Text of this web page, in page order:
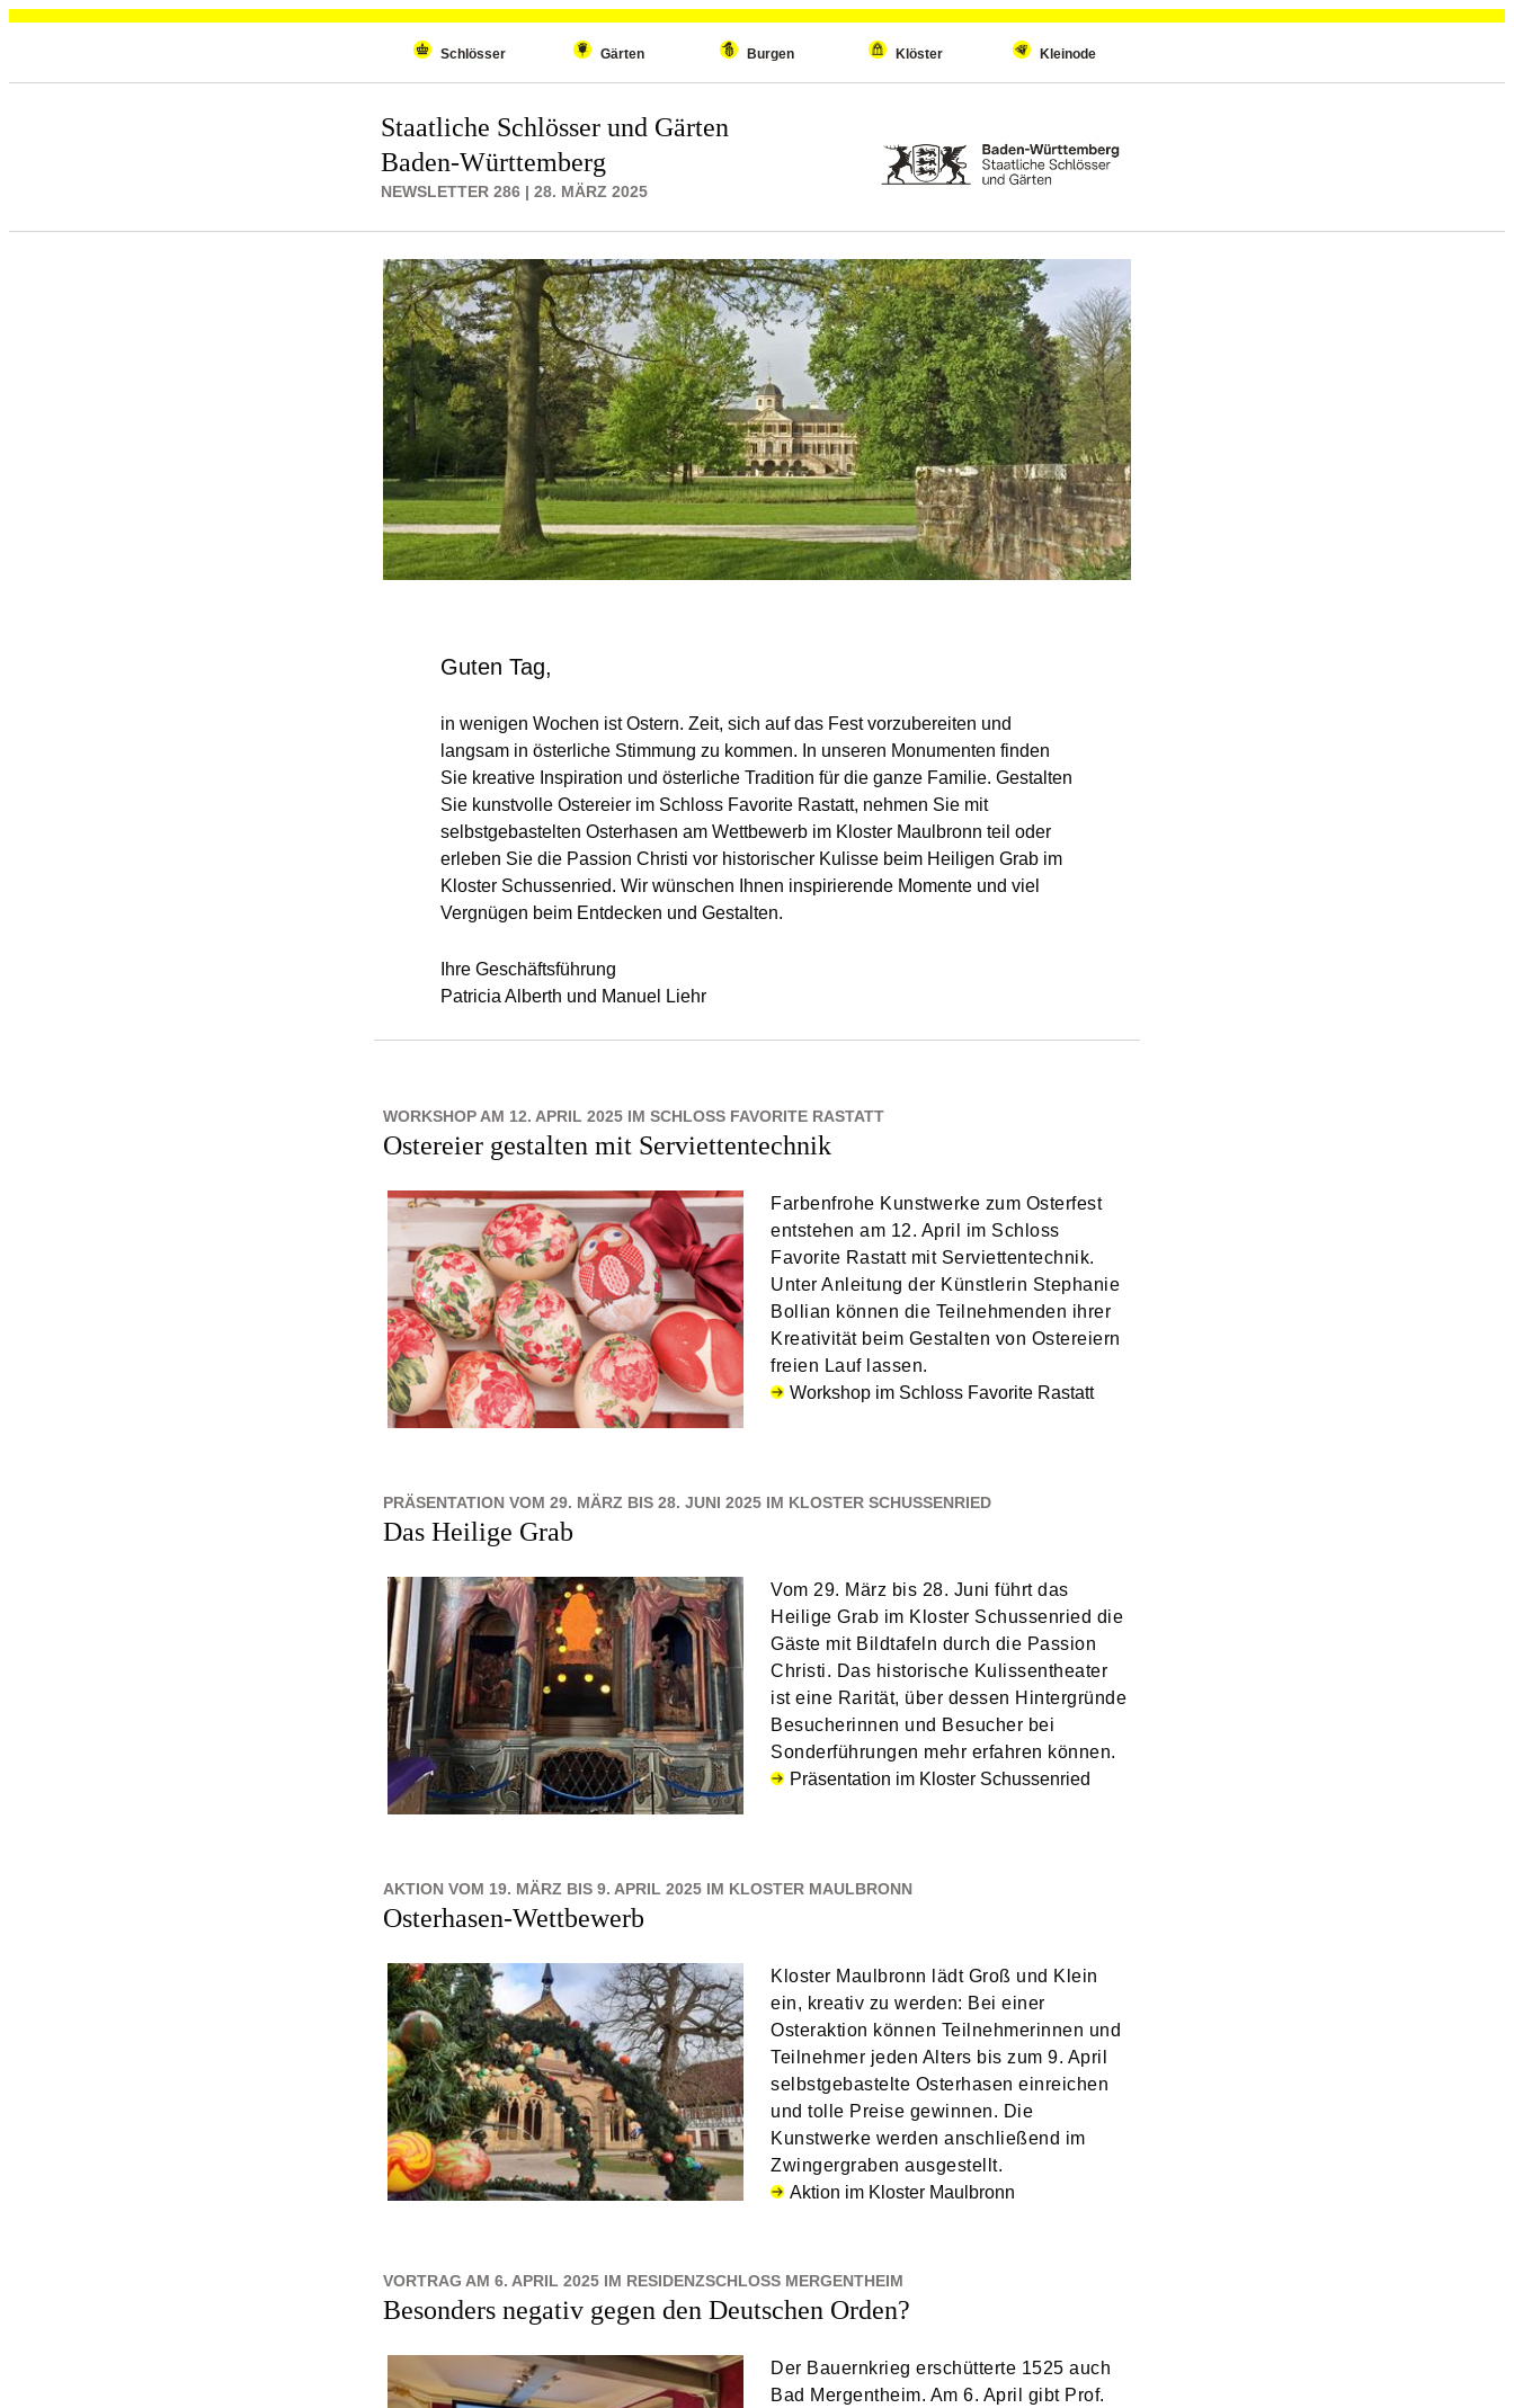
Wiederholenden Inhalt überspringen
Schlösser Gärten Burgen Klöster Kleinode
Staatliche Schlösser und Gärten
Baden-Württemberg
NEWSLETTER 286 | 28. MÄRZ 2025
Guten Tag,
in wenigen Wochen ist Ostern. Zeit, sich auf das Fest vorzubereiten und
langsam in österliche Stimmung zu kommen. In unseren Monumenten finden
Sie kreative Inspiration und österliche Tradition für die ganze Familie. Gestalten
Sie kunstvolle Ostereier im Schloss Favorite Rastatt, nehmen Sie mit
selbstgebastelten Osterhasen am Wettbewerb im Kloster Maulbronn teil oder
erleben Sie die Passion Christi vor historischer Kulisse beim Heiligen Grab im
Kloster Schussenried. Wir wünschen Ihnen inspirierende Momente und viel
Vergnügen beim Entdecken und Gestalten.
Ihre Geschäftsführung
Patricia Alberth und Manuel Liehr
WORKSHOP AM 12. APRIL 2025 IM SCHLOSS FAVORITE RASTATT
Ostereier gestalten mit Serviettentechnik
Farbenfrohe Kunstwerke zum Osterfest
entstehen am 12. April im Schloss
Favorite Rastatt mit Serviettentechnik.
Unter Anleitung der Künstlerin Stephanie
Bollian können die Teilnehmenden ihrer
Kreativität beim Gestalten von Ostereiern
freien Lauf lassen.
Workshop im Schloss Favorite Rastatt
PRÄSENTATION VOM 29. MÄRZ BIS 28. JUNI 2025 IM KLOSTER SCHUSSENRIED
Das Heilige Grab
Vom 29. März bis 28. Juni führt das
Heilige Grab im Kloster Schussenried die
Gäste mit Bildtafeln durch die Passion
Christi. Das historische Kulissentheater
ist eine Rarität, über dessen Hintergründe
Besucherinnen und Besucher bei
Sonderführungen mehr erfahren können.
Präsentation im Kloster Schussenried
AKTION VOM 19. MÄRZ BIS 9. APRIL 2025 IM KLOSTER MAULBRONN
Osterhasen-Wettbewerb
Kloster Maulbronn lädt Groß und Klein
ein, kreativ zu werden: Bei einer
Osteraktion können Teilnehmerinnen und
Teilnehmer jeden Alters bis zum 9. April
selbstgebastelte Osterhasen einreichen
und tolle Preise gewinnen. Die
Kunstwerke werden anschließend im
Zwingergraben ausgestellt.
Aktion im Kloster Maulbronn
VORTRAG AM 6. APRIL 2025 IM RESIDENZSCHLOSS MERGENTHEIM
Besonders negativ gegen den Deutschen Orden?
Der Bauernkrieg erschütterte 1525 auch
Bad Mergentheim. Am 6. April gibt Prof.